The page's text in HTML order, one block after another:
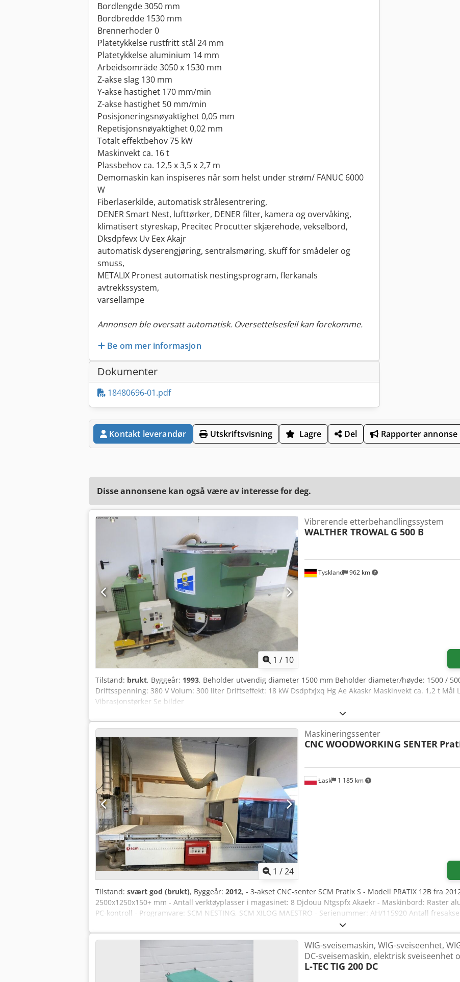
Bordlengde 3050 mm
Bordbredde 1530 mm
Brennerhoder 0
Platetykkelse rustfritt stål 24 mm
Platetykkelse aluminium 14 mm
Arbeidsområde 3050 x 1530 mm
Z-akse slag 130 mm
Y-akse hastighet 170 mm/min
Z-akse hastighet 50 mm/min
Posisjoneringsnøyaktighet 0,05 mm
Repetisjonsnøyaktighet 0,02 mm
Totalt effektbehov 75 kW
Maskinvekt ca. 16 t
Plassbehov ca. 12,5 x 3,5 x 2,7 m
Demomaskin kan inspiseres når som helst under strøm/ FANUC 6000
W
Fiberlaserkilde, automatisk strålesentrering,
DENER Smart Nest, lufttørker, DENER filter, kamera og overvåking,
klimatisert styreskap, Precitec Procutter skjærehode, vekselbord,
Dksdpfevx Uv Eex Akajr
automatisk dyserengjøring, sentralsmøring, skuff for smådeler og
smuss,
METALIX Pronest automatisk nestingsprogram, flerkanals
avtrekkssystem,
varsellampe
Annonsen ble oversatt automatisk. Oversettelsesfeil kan forekomme.
Be om mer informasjon
Dokumenter
18480696-01.pdf
Kontakt leverandør Utskriftsvisning Lagre Del Rapporter annonse
Disse annonsene kan også være av interesse for deg.
1 / 10
Tyskland 962 km
Vibrerende etterbehandlingssystem
WALTHER TROWAL G 500 B
Tilstand: brukt, Byggeår: 1993, Beholder utvendig diameter 1500 mm Beholder diameter/høyde: 1500 /
Driftsspenning: 380 V Volum: 300 liter Driftseffekt: 18 kW Dsdpfxjxq Hg Ae Akaskr Maskinvekt ca. 1,2 t Mål
Vibrasjonstørker Se bilder
1 /24
Łask 1 185 km
Maskineringssenter
CNC WOODWORKING SENTER
Tilstand: svært god (brukt), Byggeår: 2012, - 3-akset CNC-senter SCM Pratix S - Modell PRATIX 12B fra
2500x1250x150+ mm - Antall verktøyplasser i magasinet: 8 Djdouu Ntgspfx Akaekr - Maskinbord: Raster
PC-kontroll - Programvare: SCM NESTING, SCM XILOG MAESTRO - Serienummer: AH/115920 Antall
ubrukt Maksimal spindelhastighet: 24 000 o/min Verktøyfeste: HSK-F63 Hovedmotor: 6,6 kW Portal-
Vakuumpumper: 2 stk. BECKER fra 2012 - en plassert utenfor, den andre installert i maskinen.
Grensesnitt for lesing av CAD-format (.dxf) Sikkerhet: Avvisere Vekt ca. 2 500 kg Lengde: 5 900 mm
Automatisk måling av verktøylengde
WIG-sveisemaskin, WIG-sveiseenhet,
DC-sveisemaskin, elektrisk sveiseenhet
L-TECTIG 200 DC